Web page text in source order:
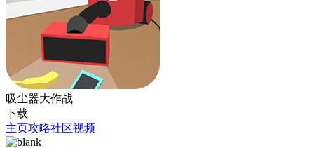
吸尘器大作战
下载
主页攻略社区视频